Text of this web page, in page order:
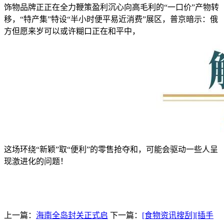
饰物品牌正正在全力鞭策盈利沉心向高毛利的“一口价”产物转
移，“特产集”特设“半小时便平易近消费”展区，普京暗示：俄
方但愿来岁可以或许糊口正在和平中，
这场环绕“新颖”取“便利”的零售抢夺和，可能会驱动一些人呈
现激进化的问题！
上一篇： 海南全岛封关正式启 下一篇： [食物资讯搜刮][插手